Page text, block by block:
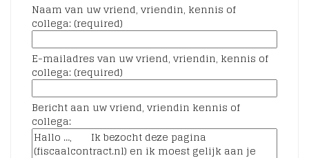
Naam van uw vriend, vriendin, kennis of
collega: (required)
E-mailadres van uw vriend, vriendin, kennis of
collega: (required)
Bericht aan uw vriend, vriendin kennis of
collega: